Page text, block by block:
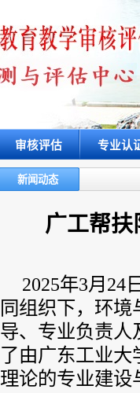
审核评估 专业认
新闻动态
广工帮
2025年3月24
同组织下，环
导、专业负责人
了由广东工业大
理论的专业建设